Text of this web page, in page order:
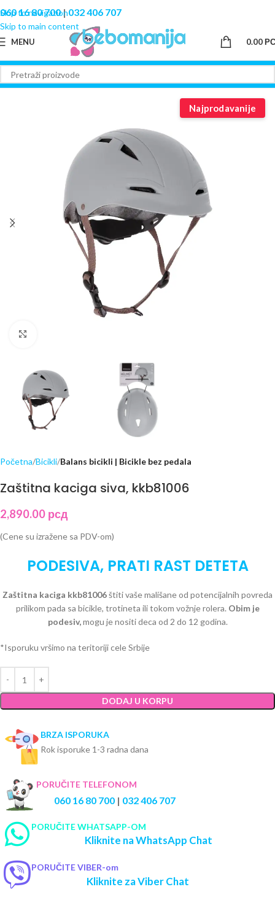
Skip to navigation
Skip to main content
060 16 80 700|032 406 707
MENU 0.00
Najprodavanije
Početna Bicikli Balans bicikli | Bicikle bez pedala
Zaštitna kaciga siva, kkb81006
2,890.00 рсд
(Cene su izražene sa PDV-om)
PODESIVA, PRATI RAST DETETA
Zaštitna kaciga kkb81006štiti vaše mališane od potencijalnih povreda
prilikom pada sa bicikle, trotineta ili tokom vožnje rolera. Obim je
podesiv,mogu je nositi deca od 2 do 12 godina.
*Isporuku vršimo na teritoriji cele Srbije
DODAJ U KORPU
BRZA ISPORUKA
Rok isporuke 1-3 radna dana
PORUČITE TELEFONOM
060 16 80 700 | 032 406 707
PORUČITE WHATSAPP-OM
Kliknite na WhatsApp Chat
PORUČITE VIBER-om
Kliknite za Viber Chat